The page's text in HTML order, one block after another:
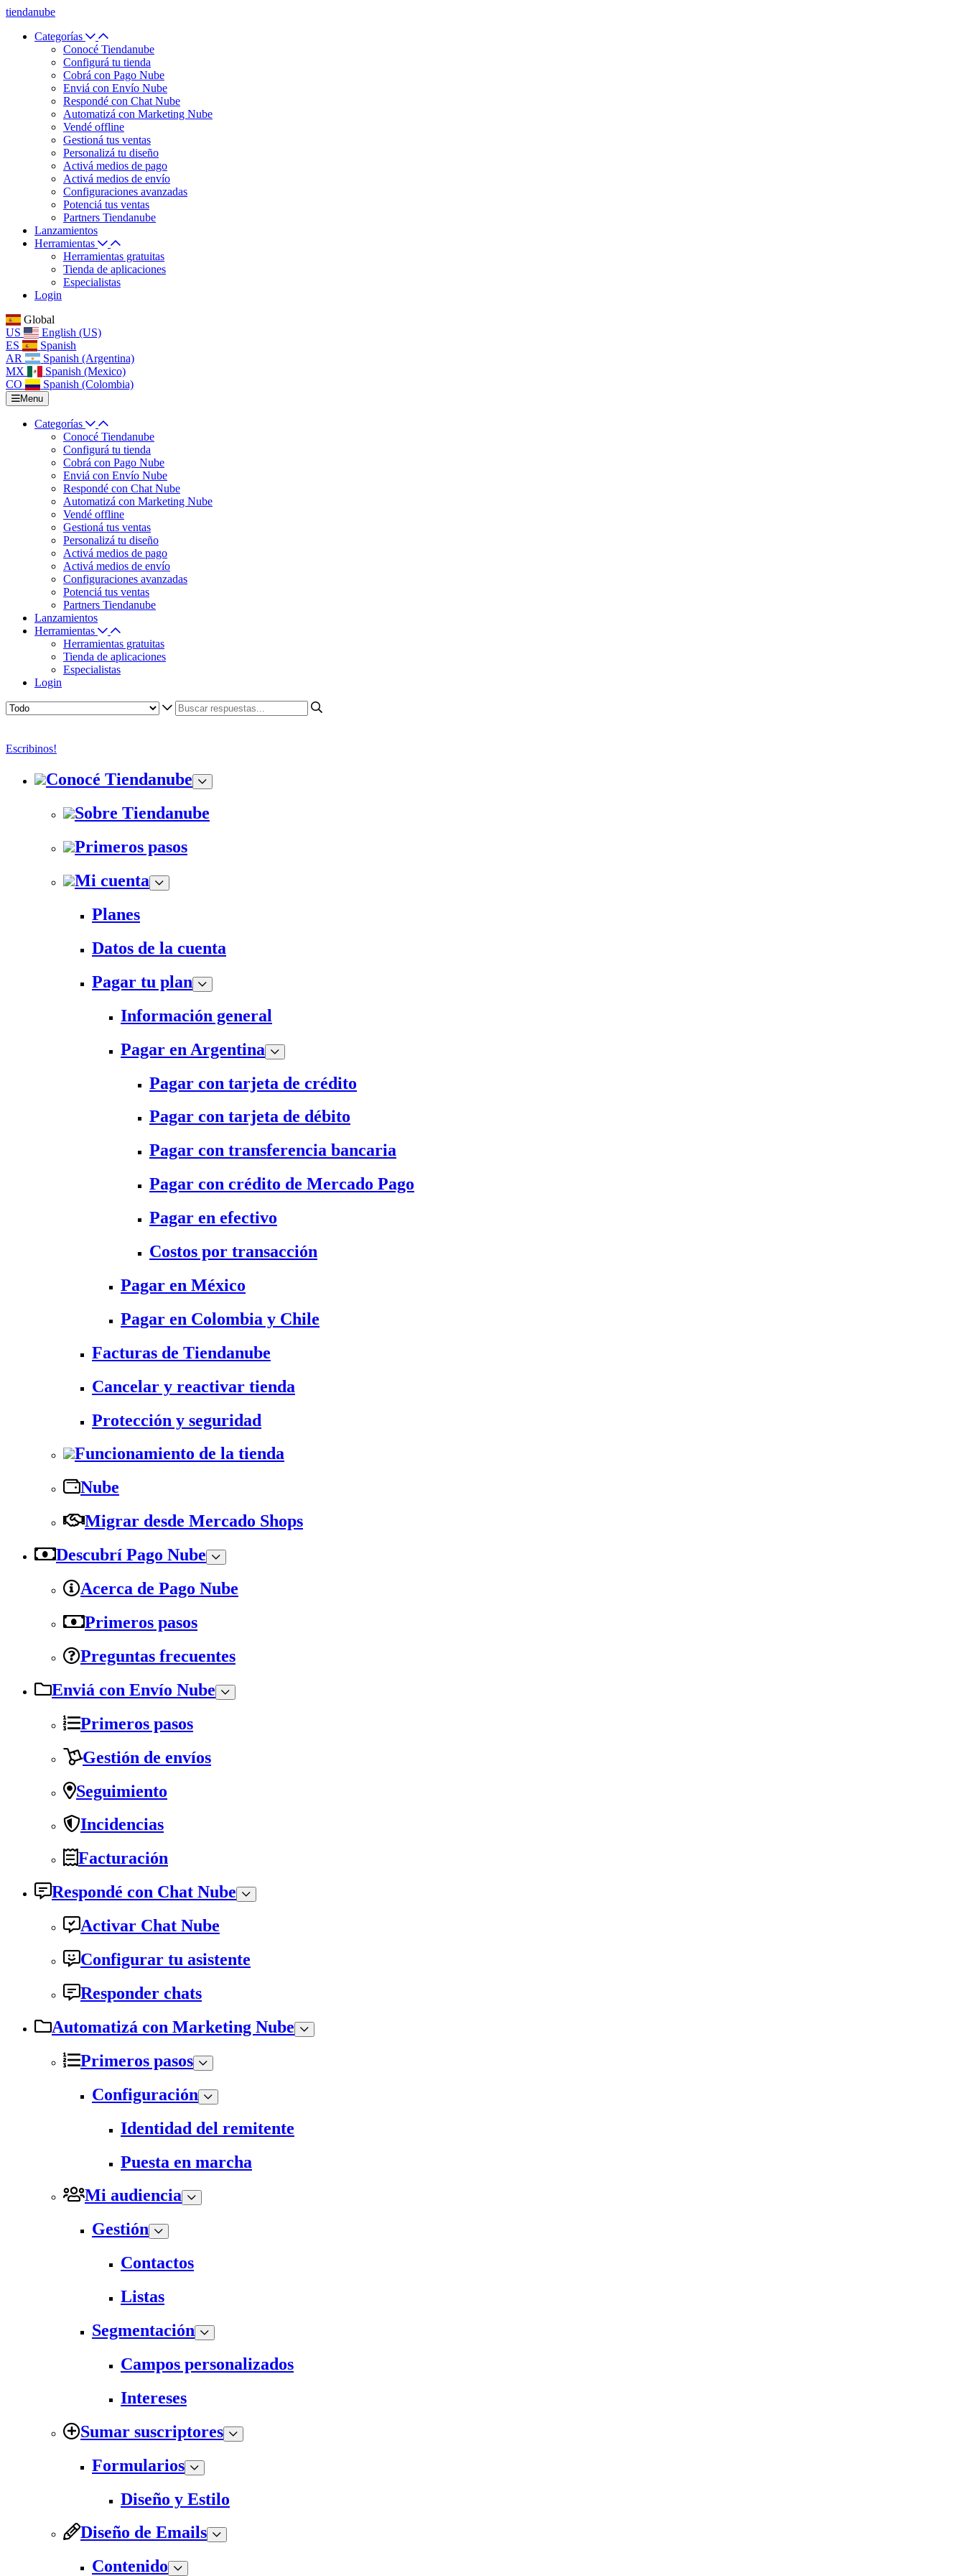
tiendanube
Categorías
Conocé Tiendanube
Configurá tu tienda
Cobrá con Pago Nube
Enviá con Envío Nube
Respondé con Chat Nube
Automatizá con Marketing Nube
Vendé offline
Gestioná tus ventas
Personalizá tu diseño
Activá medios de pago
Activá medios de envío
Configuraciones avanzadas
Potenciá tus ventas
Partners Tiendanube
Lanzamientos
Herramientas
Herramientas gratuitas
Tienda de aplicaciones
Especialistas
Login
Global
US
English (US)
ES
Spanish
AR
Spanish (Argentina)
MX
Spanish (Mexico)
CO
Spanish (Colombia)
Menu
Categorías
Conocé Tiendanube
Configurá tu tienda
Cobrá con Pago Nube
Enviá con Envío Nube
Respondé con Chat Nube
Automatizá con Marketing Nube
Vendé offline
Gestioná tus ventas
Personalizá tu diseño
Activá medios de pago
Activá medios de envío
Configuraciones avanzadas
Potenciá tus ventas
Partners Tiendanube
Lanzamientos
Herramientas
Herramientas gratuitas
Tienda de aplicaciones
Especialistas
Login
Escribinos!
Conocé Tiendanube
Sobre Tiendanube
Primeros pasos
Mi cuenta
Planes
Datos de la cuenta
Pagar tu plan
Información general
Pagar en Argentina
Pagar con tarjeta de crédito
Pagar con tarjeta de débito
Pagar con transferencia bancaria
Pagar con crédito de Mercado Pago
Pagar en efectivo
Costos por transacción
Pagar en México
Pagar en Colombia y Chile
Facturas de Tiendanube
Cancelar y reactivar tienda
Protección y seguridad
Funcionamiento de la tienda
Nube
Migrar desde Mercado Shops
Descubrí Pago Nube
Acerca de Pago Nube
Primeros pasos
Preguntas frecuentes
Enviá con Envío Nube
Primeros pasos
Gestión de envíos
Seguimiento
Incidencias
Facturación
Respondé con Chat Nube
Activar Chat Nube
Configurar tu asistente
Responder chats
Automatizá con Marketing Nube
Primeros pasos
Configuración
Identidad del remitente
Puesta en marcha
Mi audiencia
Gestión
Contactos
Listas
Segmentación
Campos personalizados
Intereses
Sumar suscriptores
Formularios
Diseño y Estilo
Diseño de Emails
Contenido